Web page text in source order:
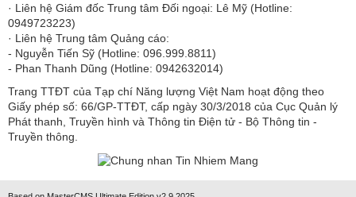
· Liên hệ Giám đốc Trung tâm Đối ngoại: Lê Mỹ (Hotline:
0949723223)
· Liên hệ Trung tâm Quảng cáo:
- Nguyễn Tiến Sỹ (Hotline: 096.999.8811)
- Phan Thanh Dũng (Hotline: 0942632014)
Trang TTĐT của Tạp chí Năng lượng Việt Nam hoạt động theo
Giấy phép số: 66/GP-TTĐT, cấp ngày 30/3/2018 của Cục Quản lý
Phát thanh, Truyền hình và Thông tin Điện tử - Bộ Thông tin -
Truyền thông.